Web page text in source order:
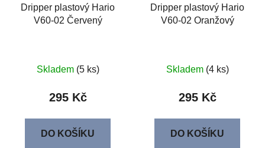
Dripper plastový Hario
V60-02 Červený
Skladem (5 ks)
295 Kč
DO KOŠÍKU
Dripper plastový Hario
V60-02 Oranžový
Skladem (4 ks)
295 Kč
DO KOŠÍKU